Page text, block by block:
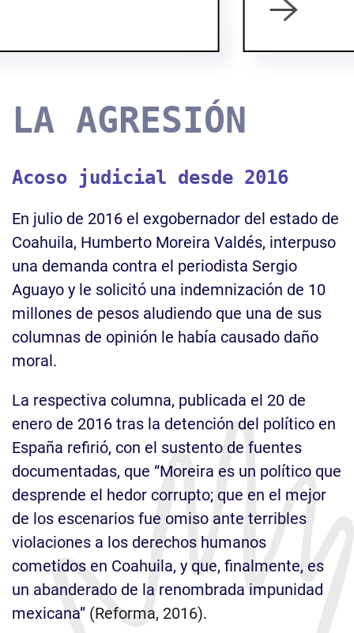
LA AGRESIÓN
Acoso judicial desde 2016
En julio de 2016 el exgobernador del estado de
Coahuila, Humberto Moreira Valdés, interpuso
una demanda contra el periodista Sergio
Aguayo y le solicitó una indemnización de 10
millones de pesos aludiendo que una de sus
columnas de opinión le había causado daño
moral.
La respectiva columna, publicada el 20 de
enero de 2016 tras la detención del político en
España refirió, con el sustento de fuentes
documentadas, que “Moreira es un político que
desprende el hedor corrupto; que en el mejor
de los escenarios fue omiso ante terribles
violaciones a los derechos humanos
cometidos en Coahuila, y que, finalmente, es
un abanderado de la renombrada impunidad
mexicana” (Reforma, 2016).